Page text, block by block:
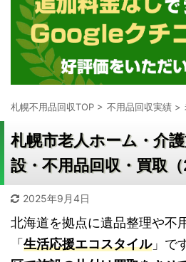
札幌不用品回収TOP > 不用品回収実績 >
札幌市老人ホーム・介
設・不用品回収・買取
2025年9月4日
北海道を拠点に遺品整理や不
「 生活応援エコスタイル」で